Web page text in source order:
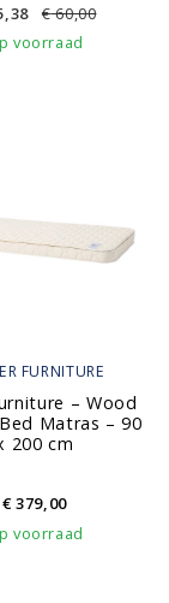
€60,00
voorraad
FURNITURE
– Wood
Matras – 90
200 cm
€379,00
voorraad